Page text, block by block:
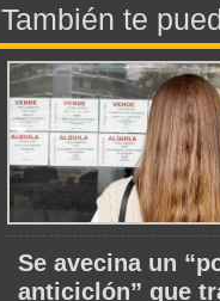
También te
Se avecina un
anticiclón” que